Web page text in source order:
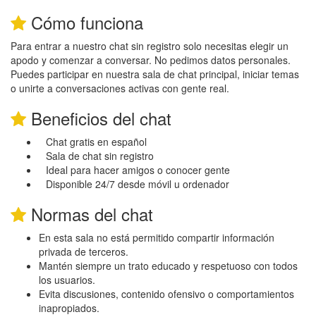
Cómo funciona
Para entrar a nuestro chat sin registro solo necesitas elegir un
apodo y comenzar a conversar. No pedimos datos personales.
Puedes participar en nuestra sala de chat principal, iniciar temas
o unirte a conversaciones activas con gente real.
Beneficios del chat
Chat gratis en español
Sala de chat sin registro
Ideal para hacer amigos o conocer gente
Disponible 24/7 desde móvil u ordenador
Normas del chat
En esta sala no está permitido compartir información
privada de terceros.
Mantén siempre un trato educado y respetuoso con todos
los usuarios.
Evita discusiones, contenido ofensivo o comportamientos
inapropiados.